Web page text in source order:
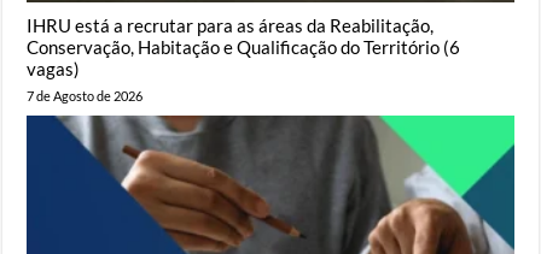
IHRU está a recrutar para as áreas da Reabilitação,
Conservação, Habitação e Qualificação do Território (6
vagas)
7 de Agosto de 2026